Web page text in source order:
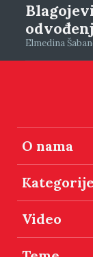
Elmedina
O nama
Kategorije
Video